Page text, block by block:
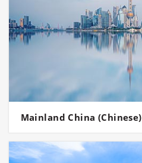
Mainland China (Chinese)